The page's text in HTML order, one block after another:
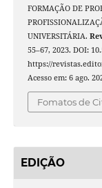
FORMAÇÃO DE
UNIVERSITÁRIA.
55–67, 2023. DOI:
https://
Acesso em: 6 ago.
Fomatos de
EDIÇÃO